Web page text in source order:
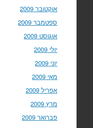
אוקטובר 2009
ספטמבר 2009
אוגוסט 2009
יולי 2009
יוני 2009
מאי 2009
אפריל 2009
מרץ 2009
פברואר 2009